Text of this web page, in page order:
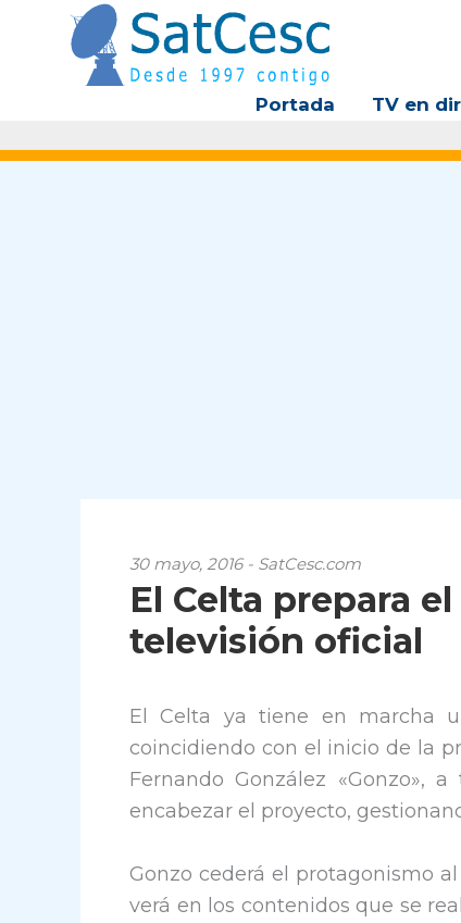
contenido
Portada TV en
30 mayo, 2016 - SatCesc.com
El Celta prepara
televisión oficial
El Celta ya tiene en marcha
coincidiendo con el inicio de la
Fernando González «Gonzo»,
encabezar el proyecto,
Gonzo cederá el protagonismo
verá en los contenidos que se